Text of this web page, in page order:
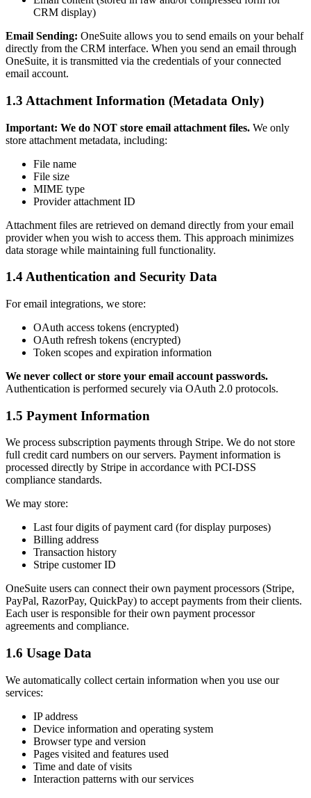
CRM display)
Email Sending: OneSuite allows you to send emails on your behalf
directly from the CRM interface. When you send an email through
OneSuite, it is transmitted via the credentials of your connected
email account.
1.3 Attachment Information (Metadata Only)
Important: We do NOT store email attachment files. We only
store attachment metadata, including:
File name
File size
MIME type
Provider attachment ID
Attachment files are retrieved on demand directly from your email
provider when you wish to access them. This approach minimizes
data storage while maintaining full functionality.
1.4 Authentication and Security Data
For email integrations, we store:
OAuth access tokens (encrypted)
OAuth refresh tokens (encrypted)
Token scopes and expiration information
We never collect or store your email account passwords.
Authentication is performed securely via OAuth 2.0 protocols.
1.5 Payment Information
We process subscription payments through Stripe. We do not store
full credit card numbers on our servers. Payment information is
processed directly by Stripe in accordance with PCI-DSS
compliance standards.
We may store:
Last four digits of payment card (for display purposes)
Billing address
Transaction history
Stripe customer ID
OneSuite users can connect their own payment processors (Stripe,
PayPal, RazorPay, QuickPay) to accept payments from their clients.
Each user is responsible for their own payment processor
agreements and compliance.
1.6 Usage Data
We automatically collect certain information when you use our
services:
IP address
Device information and operating system
Browser type and version
Pages visited and features used
Time and date of visits
Interaction patterns with our services